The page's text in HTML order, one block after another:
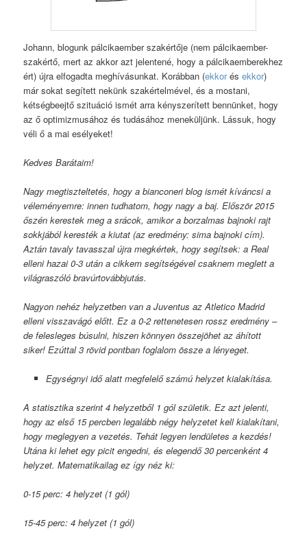
Johann, blogunk pálcikaember szakértője (nem pálcikaember-
szakértő, mert az akkor azt jelentené, hogy a pálcikaemberekhez
ért) újra elfogadta meghívásunkat. Korábban (ekkorésekkor)
már sokat segített nekünk szakértelmével, és a mostani,
kétségbeejtő szituáció ismét arra kényszerített bennünket, hogy
az ő optimizmusához és tudásához meneküljünk. Lássuk, hogy
véli ő a mai esélyeket!
Kedves Barátaim!
Nagy megtiszteltetés, hogy a bianconeri blog ismét kíváncsi a
véleményemre: innen tudhatom, hogy nagy a baj. Először 2015
őszén kerestek meg a srácok, amikor a borzalmas bajnoki rajt
sokkjából keresték a kiutat (az eredmény: sima bajnoki cím).
Aztán tavaly tavasszal újra megkértek, hogy segítsek: a Real
elleni hazai 0-3 után a cikkem segítségével csaknem meglett a
világraszóló bravúrtovábbjutás.
Nagyon nehéz helyzetben van a Juventus az Atletico Madrid
elleni visszavágó előtt. Ez a 0-2 rettenetesen rossz eredmény –
de felesleges búsulni, hiszen könnyen összejöhet az áhított
siker! Ezúttal 3 rövid pontban foglalom össze a lényeget.
Egységnyi idő alatt megfelelő számú helyzet kialakítása.
A statisztika szerint 4 helyzetből 1 gól születik. Ez azt jelenti,
hogy az első 15 percben legalább négy helyzetet kell kialakítani,
hogy meglegyen a vezetés. Tehát legyen lendületes a kezdés!
Utána ki lehet egy picit engedni, és elegendő 30 percenként 4
helyzet. Matematikailag ez így néz ki:
0-15 perc: 4 helyzet (1 gól)
15-45 perc: 4 helyzet (1 gól)